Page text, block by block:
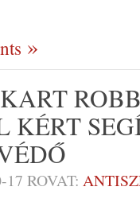
KÉRT
17 ROVAT: